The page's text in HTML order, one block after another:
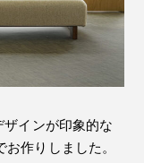
インが印象的な
作りしました。